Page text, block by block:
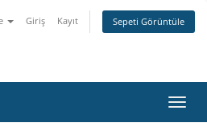
Giriş Kayıt Sepeti Görüntüle